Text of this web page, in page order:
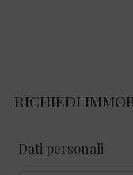
RICHIEDI
Dati personali